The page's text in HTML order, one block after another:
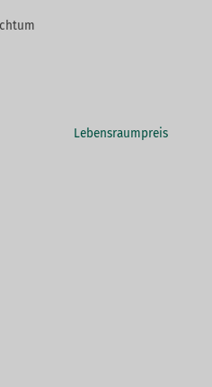
Lebensraumpreis